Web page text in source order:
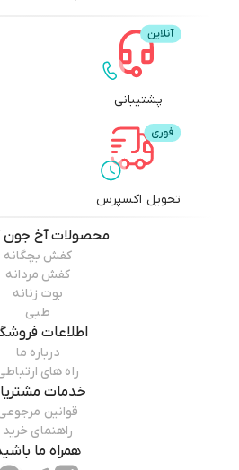
پشتیبانی
تحویل اکسپرس
محصولاتآخ
کفش بچگانه
کفش مردانه
بوت زنانه
طبی
اطلاعات
درباره ما
راه های
خدمات
قوانین
راهنمای خرید
همراه ما